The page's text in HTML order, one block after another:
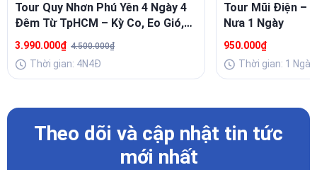
Tour Quy Nhơn Phú Yên 4 Ngày 4
Đêm Từ TpHCM – Kỳ Co, Eo Gió,
Gành Đá Đĩa, Mũi Điện
3.990.000₫ 4.500.000₫
Thời gian: 4N4Đ
Tour Mũi Điện –
Nưa 1 Ngày
950.000₫
Thời gian: 1 Ngày
Theo dõi và cập nhật tin tức
mới nhất